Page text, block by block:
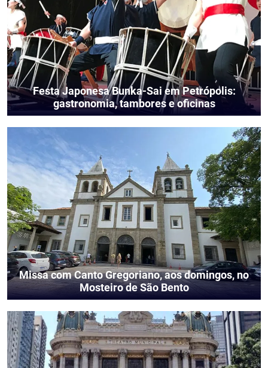
Festa Japonesa Bunka-Sai em Petrópolis:
gastronomia, tambores e oficinas
Missa com Canto Gregoriano, aos domingos, no
Mosteiro de São Bento